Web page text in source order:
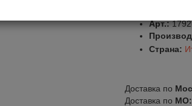
Арт.:
Страна:
Доставка по
Доставка по МО: